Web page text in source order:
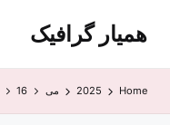
همیار گرافیک
Home
2025 می 16